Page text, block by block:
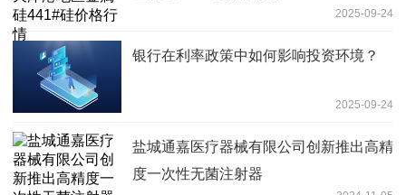
2025-09-24
银行在利率政策中如何影响投资环境？
2025-09-24
盐城通嘉医疗器械有限公司创新推出高精
度一次性无菌注射器